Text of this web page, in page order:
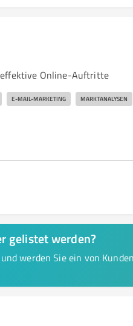
Online-Auftritte
E-MAIL-MARKETING MARKTANALYSEN
gelistet werden?
werden Sie ein von